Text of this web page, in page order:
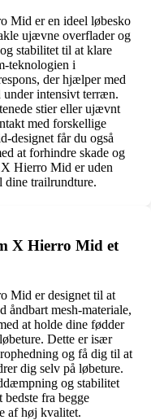
Mid er en ideel løbesko
ujævne overflader og
stabilitet til at klare
teknologien i
der hjælper med
under intensivt terræn.
stier eller ujævnt
med forskellige
designet får du også
at forhindre skade og
Hierro Mid er uden
dine trailrundture.
X Hierro Mid et
Mid er designet til at
åndbart mesh-materiale,
at holde dine fødder
Dette er især
og få dig til at
dig selv på løbeture.
og stabilitet
fra begge
af høj kvalitet.